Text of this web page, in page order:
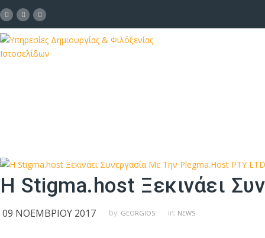
Η Stigma.host Ξεκινάει
09 ΝΟΕΜΒΡΊΟΥ 2017 by: GEORGIOS in: NEWS